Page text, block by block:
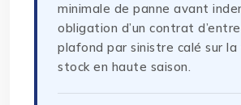
minimale de panne avant
obligation d’un contrat
plafond par sinistre calé sur la
stock en haute saison.